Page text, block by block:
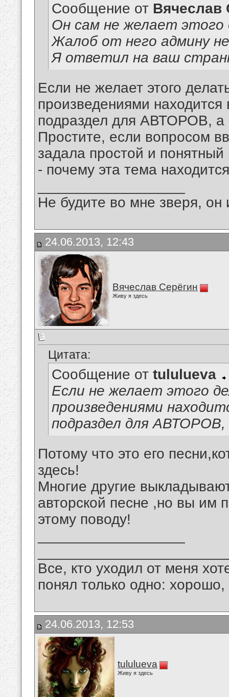
Сообщение от Вячеслав
Он сам не желает этого
Жалоб от него админу
Я ответил на ваш
Если не желает этого
произведениями
подраздел для АВТОРОВ, а
Простите, если вопросом
задала простой и понятный
- почему эта тема
Не будите во мне зверя, он
24.06.2013, 12:43
Вячеслав Серёгин
Живу я здесь
Цитата:
Сообщение от tululueva
Если не желает этого
произведениями
подраздел для АВТОРОВ,
Потому что это его
здесь!
Многие другие
авторской песне ,но вы им
этому поводу!
Все, кто уходил от меня
понял только одно:
24.06.2013, 12:53
tululueva
Живу я здесь